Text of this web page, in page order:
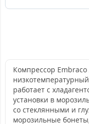
Компрессор Embraco
работает с
установки в
со стеклянными и
морозильные